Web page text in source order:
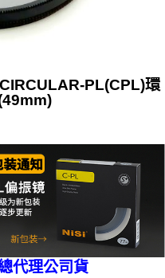
PL(CPL)環
代理公司貨